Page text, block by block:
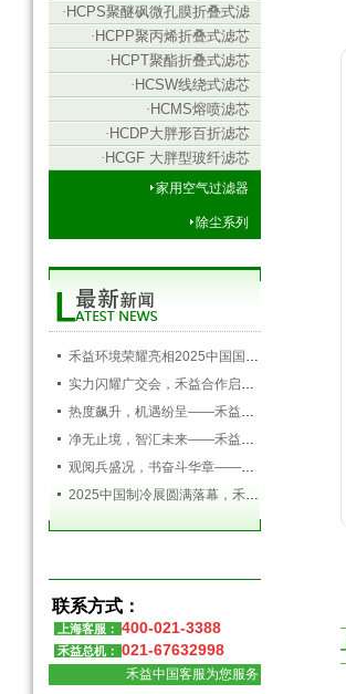
滤芯
· HCPS聚醚砜微孔膜折叠式滤
芯
· HCPP聚丙烯折叠式滤芯
· HCPT聚酯折叠式滤芯
· HCSW线绕式滤芯
· HCMS熔喷滤芯
· HCDP大胖形百折滤芯
· HCGF 大胖型玻纤滤芯
家用空气过滤器
除尘系列
禾益环境荣耀亮相2025中国国际空调通风制冷及冷链产业展览会，以创新科技引领行业未来
实力闪耀广交会，禾益合作启新程——禾益环境第138届广交会圆满落幕
热度飙升，机遇纷呈——禾益环境持续发力，精彩依旧
净无止境，智汇未来——禾益环境亮相第138届广交会
观阅兵盛况，书奋斗华章——禾益环境组织全体员工观看九三阅兵盛典
2025中国制冷展圆满落幕，禾益环境满载而归！
联系方式：
上海客服： 400-021-3388
禾益总机： 021-67632998
禾益中国客服为您服务